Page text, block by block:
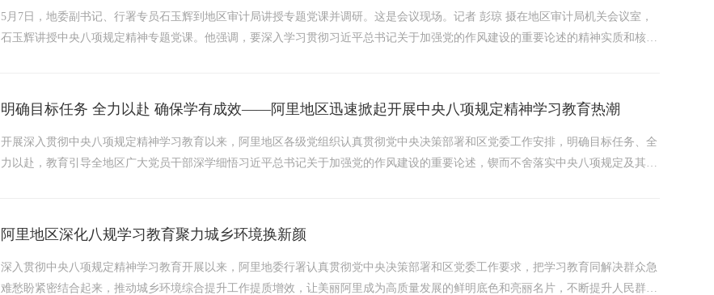
5月7日，地委副书记、行署专员石玉辉到地区审计局讲授专题党课并调研。这是会议现场。记者 彭琼 摄在地区审计局机关会议室，
石玉辉讲授中央八项规定精神专题党课。他强调，要深入学习贯彻习近平总书记关于加强党的作风建设的重要论述的精神实质和核心
明确目标任务 全力以赴 确保学有成效——阿里地区迅速掀起开展中央八项规定精神学习教育热潮
开展深入贯彻中央八项规定精神学习教育以来，阿里地区各级党组织认真贯彻党中央决策部署和区党委工作安排，明确目标任务、全
力以赴，教育引导全地区广大党员干部深学细悟习近平总书记关于加强党的作风建设的重要论述，锲而不舍落实中央八项规定及其实
阿里地区深化八规学习教育聚力城乡环境换新颜
深入贯彻中央八项规定精神学习教育开展以来，阿里地委行署认真贯彻党中央决策部署和区党委工作要求，把学习教育同解决群众急
难愁盼紧密结合起来，推动城乡环境综合提升工作提质增效，让美丽阿里成为高质量发展的鲜明底色和亮丽名片，不断提升人民群众